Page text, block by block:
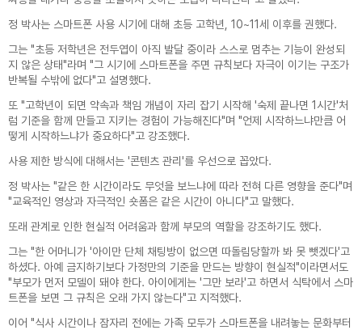
정 박사는 스마트폰 사용 시기에 대해 초등 고학년, 10~11세 이후를 권했다.
그는 "초등 저학년은 전두엽이 아직 발달 중이라 스스로 멈추는 기능이 완성되
지 않은 상태"라며 "그 시기에 스마트폰을 주면 규칙보다 자극이 이기는 구조가
반복될 수밖에 없다"고 설명했다.
또 "고학년이 되면 약속과 책임 개념이 자리 잡기 시작해 '숙제 끝나면 1시간'처
럼 기준을 함께 만들고 지키는 경험이 가능해진다"며 "언제 시작하느냐만큼 어
떻게 시작하느냐가 중요하다"고 강조했다.
사용 제한 방식에 대해서는 '콘텐츠 관리'를 우선으로 꼽았다.
정 박사는 "같은 한 시간이라도 무엇을 보느냐에 따라 전혀 다른 영향을 준다"며
"교육적인 영상과 자극적인 숏폼은 같은 시간이 아니다"고 말했다.
또래 관계로 인한 현실적 어려움과 함께 부모의 역할을 강조하기도 했다.
그는 "한 어머니가 '아이만 단체 채팅방이 없으면 따돌림당할까 봐 못 뺏겠다'고
하셨다. 아예 금지하기보다 가정만의 기준을 만드는 방향이 현실적"이라면서도
"부모가 먼저 모델이 돼야 한다. 아이에게는 '그만 보라'고 하면서 식탁에서 스마
트폰을 보면 그 규칙은 오래 가지 않는다"고 지적했다.
이어 "식사 시간이나 잠자리 전에는 가족 모두가 스마트폰을 내려놓는 문화부터
차를 수행하며, 정보주체가 동의하지 않는 경우
4. 개인정보의 파기
가. 웰마인드 심리상담센터는 원칙적으로 개인
정보 처리목적이 달성된 경우에는 지체 없이 복
정보를 파기합니다. 다만 관계법령에 따라 계속
보존해야 하는 경우에는 해당 개인정보 또는 개
인정보파일을 다른 개인정보와 분리하여 저장·
관리합니다.
가. 웰마인드 심리상담센터는 개인정보처리에
관한 업무를 총괄해서 책임지고, 개인정보 처리
을 위하여 아래와 같이 개인정보보호 책임자를
지정하고 있습니다.
- 개인정보보호 책임자
· 이언 대표
· 전화 : 053-257-6255
· 이메일 : tkeam@naver.com
- 개인정보보호 담당자
· 전화 : 053-257-6255